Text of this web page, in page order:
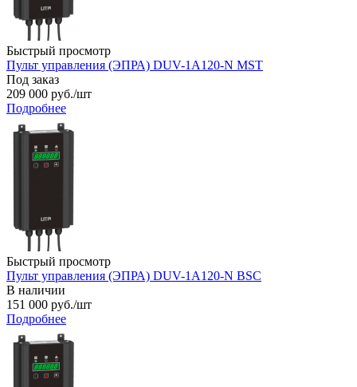
Быстрый просмотр
Пульт управления (ЭПРА) DUV-1A120-N MST
Под заказ
209 000 руб./шт
Подробнее
Быстрый просмотр
Пульт управления (ЭПРА) DUV-1A120-N BSC
В наличии
151 000 руб./шт
Подробнее